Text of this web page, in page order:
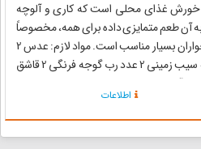
غذای محلی است که کاری و آلوچه
آن طعم متمایزی داده برای همه، مخصوصاً
گیاه خواران بسیار مناسب است. مواد لازم: عدس 2
پیمانه سیب زمینی 2 عدد رب گوجه فرنگی 2 قاشق
اطلاعات